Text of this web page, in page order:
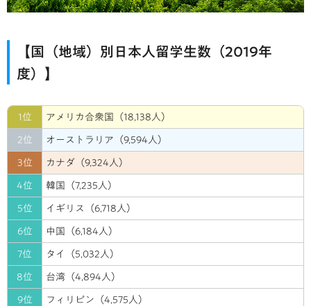
【国（地域）別日本人留学生数（2019年
度）】
1位 アメリカ合衆国（18,138人）
2位 オーストラリア（9,594人）
3位 カナダ（9,324人）
4位 韓国（7,235人）
5位 イギリス（6,718人）
6位 中国（6,184人）
7位 タイ（5,032人）
8位 台湾（4,894人）
9位 フィリピン（4,575人）